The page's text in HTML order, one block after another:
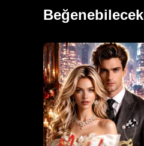
hayatını kurtaran